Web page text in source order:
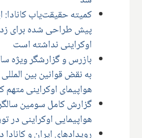
کمیته حقیقت‌یاب کانادا:
پیش طراحی شده برای
اوکراینی نداشته است
بازرس و گزارشگر ویژه
به نقض قوانین بین
هواپیمای اوکراینی متهم
گزارش کامل سومین
هواپیمایی اوکراینی در